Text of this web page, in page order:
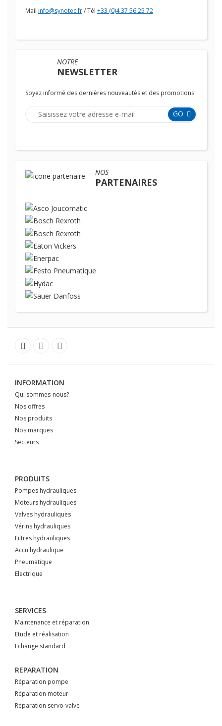
Mail info@synotec.fr/ Tél +33 (0)4 37 56 25 72
NOTRE
NEWSLETTER
Soyez informé des dernières nouveautés et des promotions
GO
NOS
PARTENAIRES
INFORMATION
Qui sommes-nous?
Nos offres
Nos produits
Nos marques
Secteurs
PRODUITS
Pompes hydrauliques
Moteurs hydrauliques
Valves hydrauliques
Vérins hydrauliques
Filtres hydrauliques
Accu hydraulique
Pneumatique
Electrique
SERVICES
Maintenance et réparation
Etude et réalisation
Echange standard
REPARATION
Réparation pompe
Réparation moteur
Réparation servo-valve